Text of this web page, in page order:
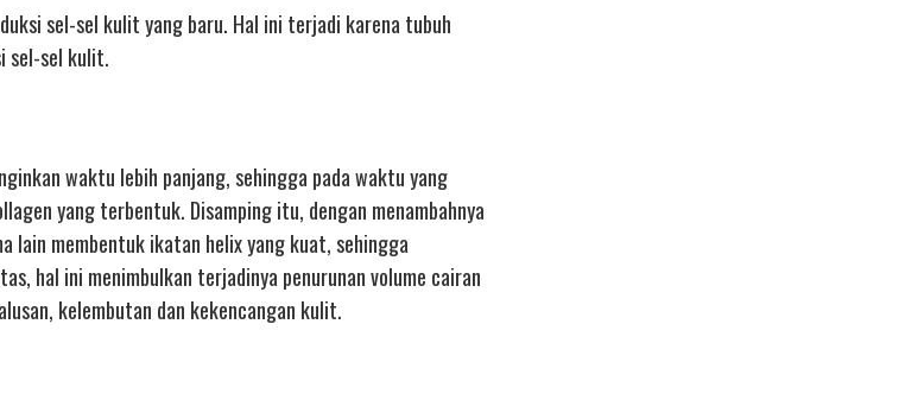
sel-sel kulit yang baru. Hal ini terjadi karena tubuh
sel-sel kulit.
waktu lebih panjang, sehingga pada waktu yang
yang terbentuk. Disamping itu, dengan menambahnya
lain membentuk ikatan helix yang kuat, sehingga
hal ini menimbulkan terjadinya penurunan volume cairan
kelembutan dan kekencangan kulit.